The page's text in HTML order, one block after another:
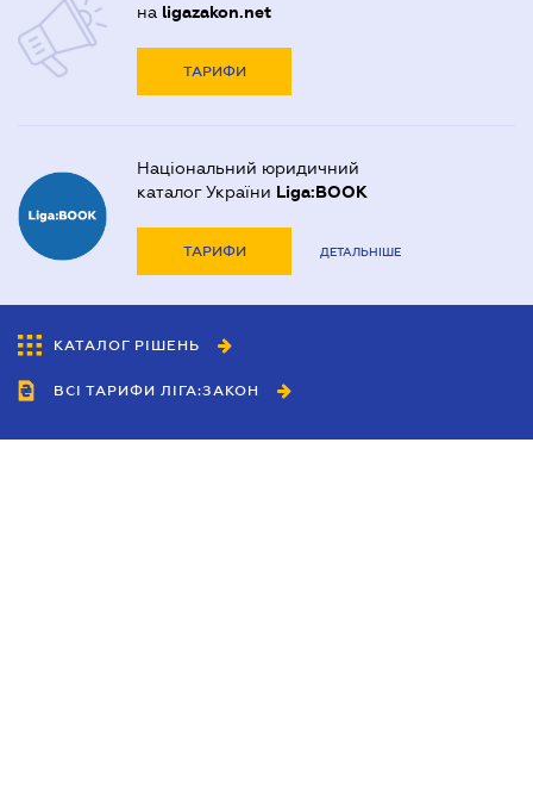
на ligazakon.net
ТАРИФИ
Національний юридичний
каталог України Liga:BOOK
ТАРИФИ ДЕТАЛЬНІШЕ
КАТАЛОГ РІШЕНЬ
ВСІ ТАРИФИ ЛІГА:ЗАКОН